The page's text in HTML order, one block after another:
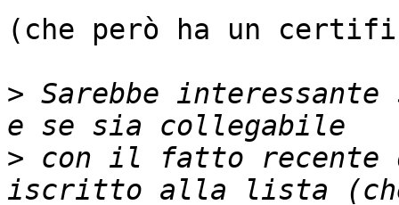
(che però ha un
> Sarebbe
> con il fatto recente